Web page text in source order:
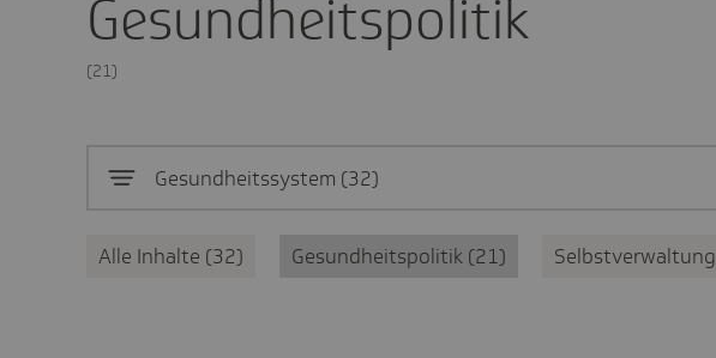
Gesundheitspolitik
(21)
Gesundheitssystem 32
Alle Inhalte 32 Gesundheitspolitik 21 Selbstverwaltung